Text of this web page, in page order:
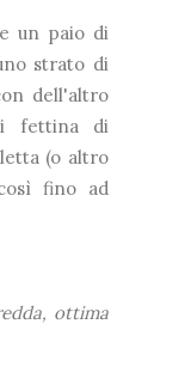
un paio di
strato di
dell'altro
fettina di
(o altro
fino ad
ottima